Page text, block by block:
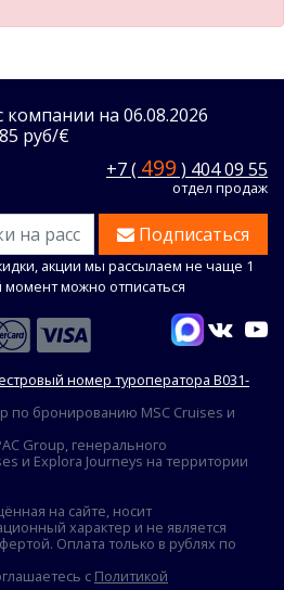
компании на 06.08.2026
руб/€
+7 ( 499 ) 404 09 55
отдел продаж
Подписаться
акции мы рассылаем не чаще 1
можно отписаться
номер туроператора В031-
по бронированию MSC Cruises и
Group, генерального
и Explora Journeys на территории
на сайте, носит
характер и не является
Оплата только в рублях по
с Политикой